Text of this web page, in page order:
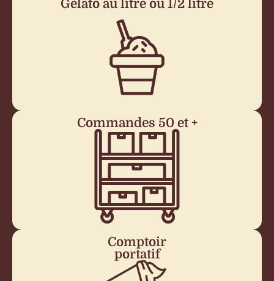
Gelato au litre ou 1/2 litre
Commandes 50 et +
Comptoir
portatif